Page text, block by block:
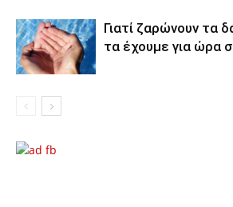
Γιατί ζαρώνουν τα
τα έχουμε για ώρα